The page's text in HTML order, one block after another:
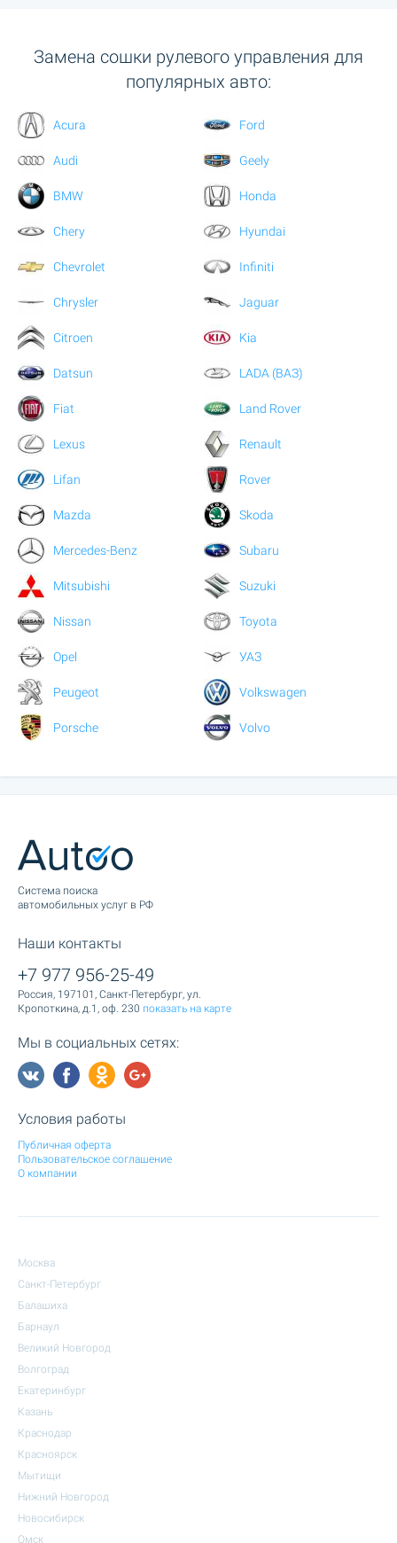
Замена сошки рулевого управления для
популярных авто:
Acura
Audi
BMW
Chery
Chevrolet
Chrysler
Citroen
Datsun
Fiat
Ford
Geely
Honda
Hyundai
Infiniti
Jaguar
Kia
LADA (ВАЗ)
Land Rover
Lexus
Lifan
Mazda
Mercedes-Benz
Mitsubishi
Nissan
Opel
Peugeot
Porsche
Renault
Rover
Skoda
Subaru
Suzuki
Toyota
УАЗ
Volkswagen
Volvo
Cистема поиска
автомобильных услуг в РФ
Наши контакты
+7 977 956-25-49
Россия, 197101, Санкт-Петербург, ул.
Кропоткина, д.1, оф. 230 показать на карте
Мы в социальных сетях:
Условия работы
Публичная оферта
Пользовательское соглашение
О компании
Москва
Санкт-Петербург
Балашиха
Барнаул
Великий Новгород
Волгоград
Екатеринбург
Казань
Краснодар
Красноярск
Мытищи
Нижний Новгород
Новосибирск
Омск